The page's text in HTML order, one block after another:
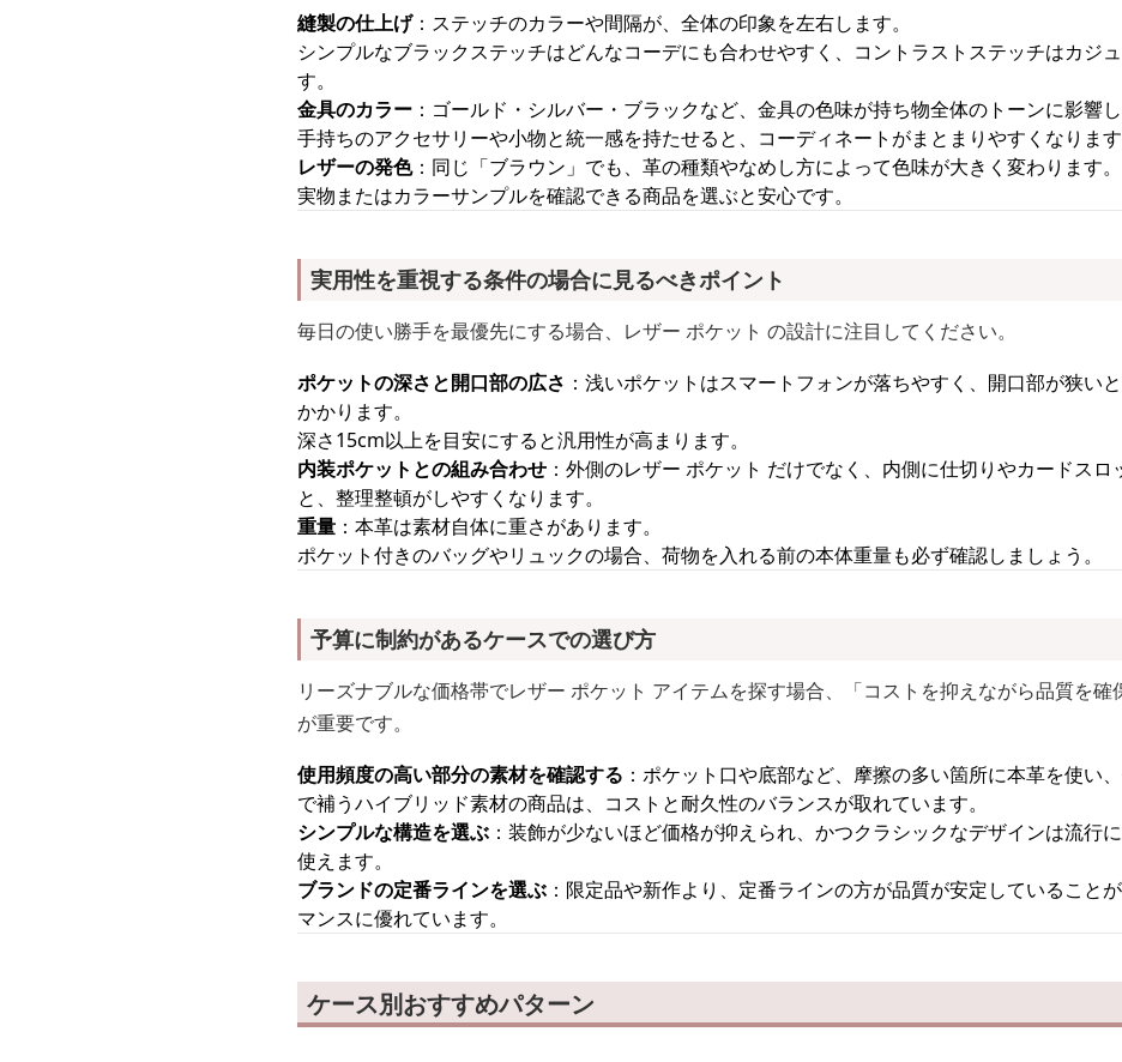
縫製の仕上げ：ステッチのカラーや間隔が、全体の印象を左右します。
シンプルなブラックステッチはどんなコーデにも合わせやすく、コントラストステッチはカジ
す。
金具のカラー ：ゴールド・シルバー・ブラックなど、金具の色味が持ち物全体のトーンに影響し
手持ちのアクセサリーや小物と統一感を持たせると、コーディネートがまとまりやすくなります
レザーの発色：同じ「ブラウン」でも、革の種類やなめし方によって色味が大きく変わります。
実物またはカラーサンプルを確認できる商品を選ぶと安心です。
実用性を重視する条件の場合に見るべきポイント
毎日の使い勝手を最優先にする場合、レザー ポケット の設計に注目してください。
ポケットの深さと開口部の広さ ：浅いポケットはスマートフォンが落ちやすく、開口部が狭い
かかります。
深さ15cm以上を目安にすると汎用性が高まります。
内装ポケットとの組み合わせ ：外側のレザー ポケット だけでなく、内側に仕切りやカードス
と、整理整頓がしやすくなります。
重量 ：本革は素材自体に重さがあります。
ポケット付きのバッグやリュックの場合、荷物を入れる前の本体重量も必ず確認しましょう。
予算に制約があるケースでの選び方
リーズナブルな価格帯でレザー ポケット アイテムを探す場合、「コストを抑えながら品質を
が重要です。
使用頻度の高い部分の素材を確認する ：ポケット口や底部など、摩擦の多い箇所に本革を使い
で補うハイブリッド素材の商品は、コストと耐久性のバランスが取れています。
シンプルな構造を選ぶ ：装飾が少ないほど価格が抑えられ、かつクラシックなデザインは流行
使えます。
ブランドの定番ラインを選ぶ ：限定品や新作より、定番ラインの方が品質が安定していること
マンスに優れています。
ケース別おすすめパターン